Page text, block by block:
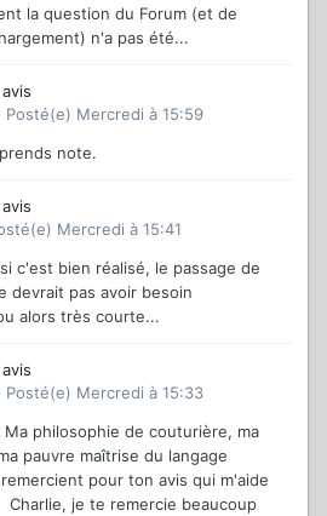
la question du Forum (et de
n'a pas été...
Posté(e) Mercredi à 15:59
note.
Mercredi à 15:41
c'est bien réalisé, le passage de
devrait pas avoir besoin
alors très courte...
Posté(e) Mercredi à 15:33
Ma philosophie de couturière, ma
pauvre maîtrise du langage
pour ton avis qui m'aide
je te remercie beaucoup